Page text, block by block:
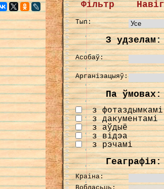
Фільтр
Тып:
З удзелам:
Асобаў:
Арганізацыяў:
Па ўмовах:
з фотаздымкамі
з дакументамі
з аўдыё
з відэа
з рэчамі
Геаграфія:
Краіна: